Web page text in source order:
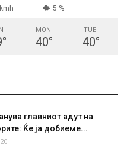
5 %
°
MON
40°
TUE
40°
главниот адут на
Ќе ја добиеме...